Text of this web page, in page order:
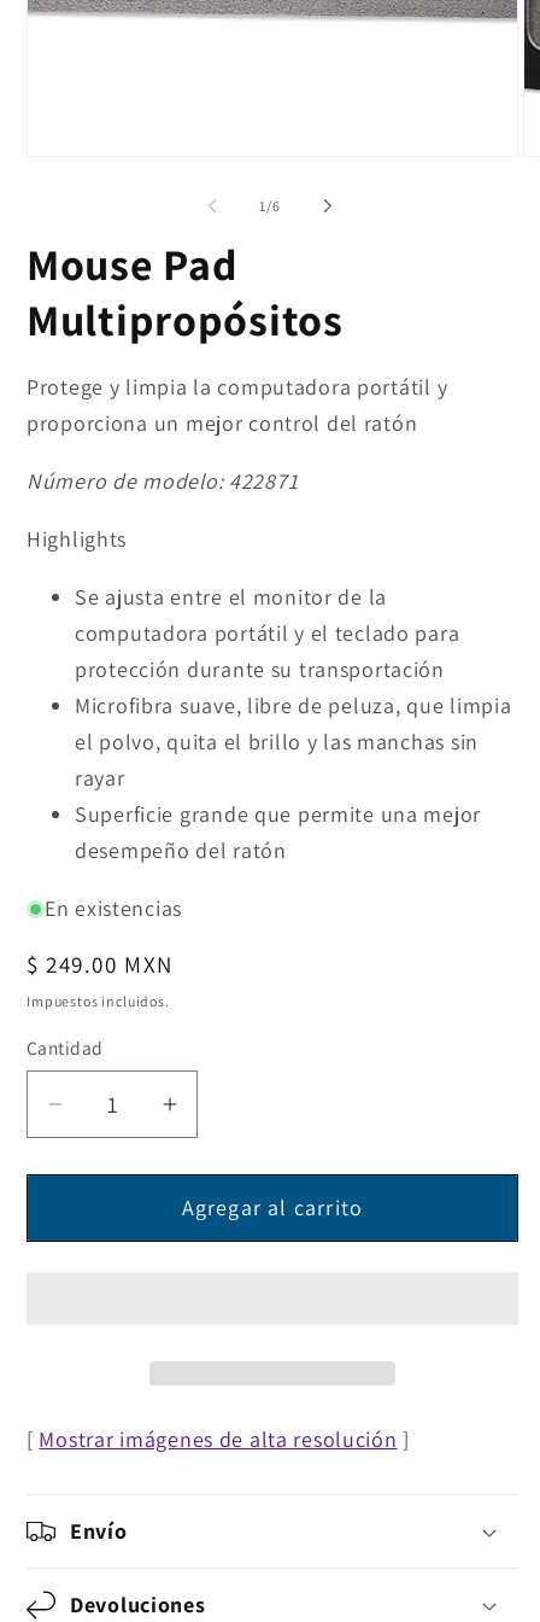
1 /de
6
Mouse Pad
Multipropósitos
Protege y limpia la computadora portátil y
proporciona un mejor control del ratón
Número de modelo: 422871
Highlights
Se ajusta entre el monitor de la
computadora portátil y el teclado para
protección durante su transportación
Microfibra suave, libre de peluza, que limpia
el polvo, quita el brillo y las manchas sin
rayar
Superficie grande que permite una mejor
desempeño del ratón
En existencias
Precio
habitual
$ 249.00 MXN
Impuestos incluidos.
Cantidad
Reducir
cantidad
para
Pad
Aumentar
cantidad
para
Mouse
Pad
Agregar al carrito
[ Mostrar imágenes de alta resolución ]
Envío
Devoluciones